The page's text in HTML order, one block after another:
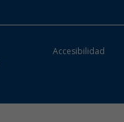
Accesibilidad